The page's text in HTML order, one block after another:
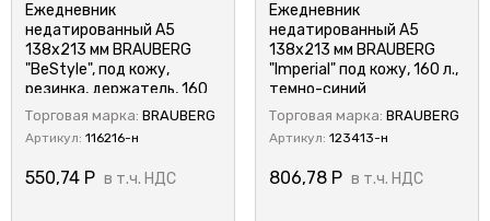
Ежедневник
недатированный А5
138х213 мм BRAUBERG
"BeStyle", под кожу,
резинка, держатель, 160
л., песочный, 116216
Торговая марка: BRAUBERG
Артикул: 116216-н
550,74 Р в т.ч. НДС
Ежедневник
недатированный А5
138х213 мм BRAUBERG
"Imperial" под кожу, 160 л.,
темно-синий
Торговая марка: BRAUBERG
Артикул: 123413-н
806,78 Р в т.ч. НДС